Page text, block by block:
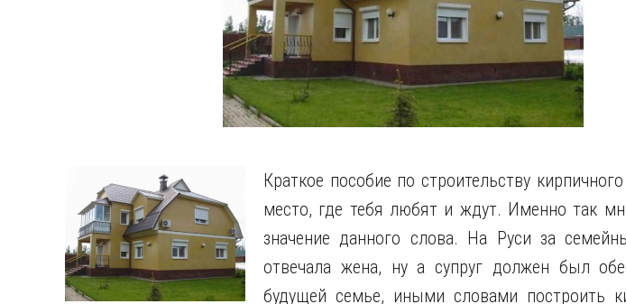
Краткое пособие по строительству
место, где тебя любят и ждут. Именно так
значение данного слова. На Руси за
отвечала жена, ну а супруг должен был
будущей семье, иными словами построить